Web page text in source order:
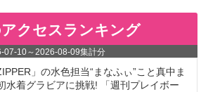
クセスランキング
07-10～2026-08-09集計分
」の水色担当“まなふぃ”こと真中ま
水着グラビアに挑戦! 「週刊プレイボー